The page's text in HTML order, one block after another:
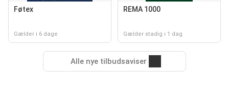
Føtex
Gælder i 6 dage
REMA 1000
Gælder stadig i 1 dag
Alle nye tilbudsaviser